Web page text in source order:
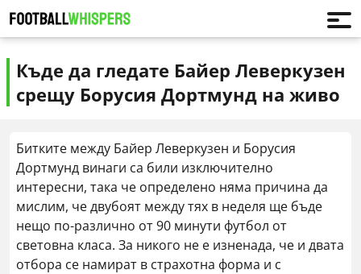
Къде да гледате Байер Леверкузен
срещу Борусия Дортмунд на живо
Битките между Байер Леверкузен и Борусия
Дортмунд винаги са били изключително
интересни, така че определено няма причина да
мислим, че двубоят между тях в неделя ще бъде
нещо по-различно от 90 минути футбол от
световна класа. За никого не е изненада, че и двата
отбора се намират в страхотна форма и с